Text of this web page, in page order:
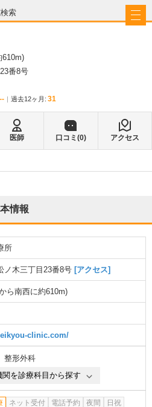
索
610m)
番8号
-- 過去12ヶ月: 31
医師 口コミ(0) アクセス
情報
所
ノ木三丁目23番8号 [アクセス]
ら南西に約610m)
clinic.com/
整形外科
を診療科目から探す
ネット受付 電話予約 夜間
日祝